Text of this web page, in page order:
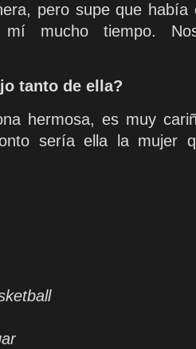
pero supe que había
mucho tiempo.
tanto de ella?
hermosa, es muy
sería ella la mujer